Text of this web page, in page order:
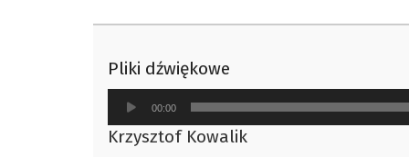
Pliki dźwiękowe
Odtwarzacz
plików
dźwiękowych
00:00
Krzysztof Kowalik